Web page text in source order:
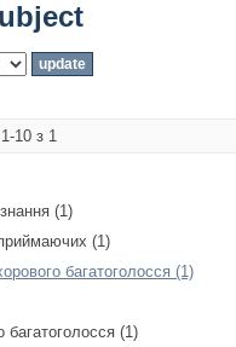
10 з 1
(1)
(1)
багатоголосся (1)
багатоголосся (1)